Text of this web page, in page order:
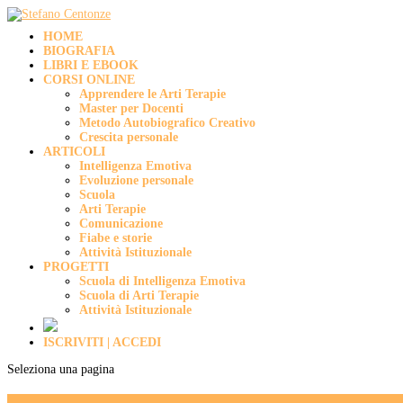
HOME
BIOGRAFIA
LIBRI E EBOOK
CORSI ONLINE
Apprendere le Arti Terapie
Master per Docenti
Metodo Autobiografico Creativo
Crescita personale
ARTICOLI
Intelligenza Emotiva
Evoluzione personale
Scuola
Arti Terapie
Comunicazione
Fiabe e storie
Attività Istituzionale
PROGETTI
Scuola di Intelligenza Emotiva
Scuola di Arti Terapie
Attività Istituzionale
ISCRIVITI | ACCEDI
Seleziona una pagina